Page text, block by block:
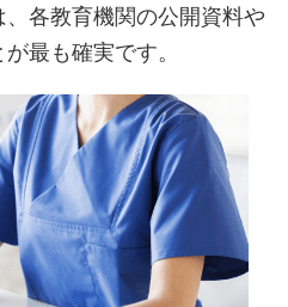
各教育機関の公開資料や
最も確実です。